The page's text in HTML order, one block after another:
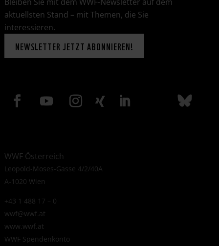
aktuellsten Stand – mit Themen, die Sie
interessieren.
NEWSLETTER JETZT ABONNIEREN!
WWF Österreich
Leopold-Moses-Gasse 4/2/40A
A-1020 Wien
+43 1 488 17 – 0
wwf@wwf.at
www.wwf.at
WWF Spendenkonto